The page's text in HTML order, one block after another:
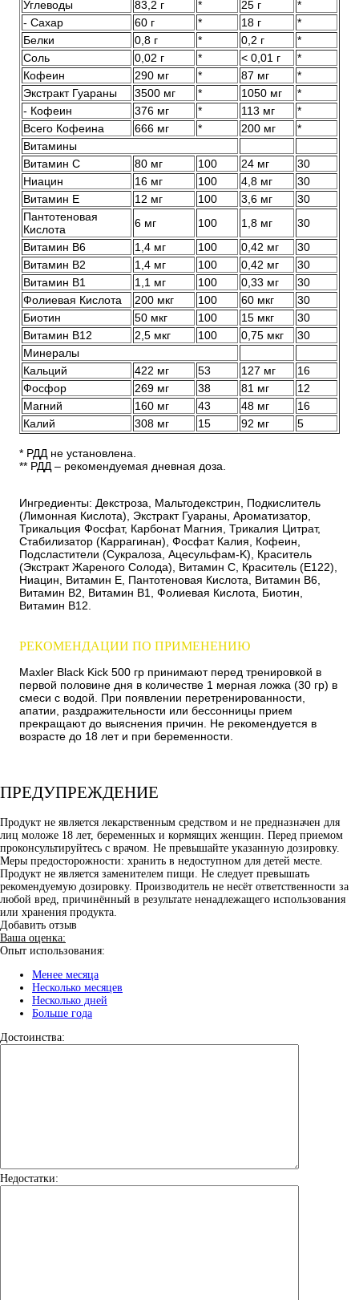
Углеводы 83,2 г * 25 г
*
- Сахар
60 г * 18 г
*
Белки
0,8 г * 0,2 г
*
Соль
0,02 г * < 0,01 г
*
Кофеин
290 мг * 87 мг
*
Экстракт Гуараны
3500 мг * 1050 мг
*
- Кофеин
376 мг * 113 мг
*
Всего Кофеина
666 мг * 200 мг
*
Витамины
Витамин С
80 мг 100 24 мг
30
Ниацин
16 мг 100 4,8 мг
30
Витамин Е
12 мг 100 3,6 мг
30
Пантотеновая
Кислота
6 мг 100 1,8 мг
30
Витамин В6
1,4 мг 100 0,42 мг
30
Витамин В2
1,4 мг 100 0,42 мг
30
Витамин В1
1,1 мг 100 0,33 мг
30
Фолиевая Кислота
200 мкг 100 60 мкг
30
Биотин
50 мкг 100 15 мкг
30
Витамин В12
2,5 мкг 100 0,75 мкг
30
Минералы
Кальций
422 мг 53 127 мг
16
Фосфор
269 мг 38 81 мг
12
Магний
160 мг 43 48 мг
16
Калий
308 мг 15 92 мг 5
* РДД не установлена.
** РДД – рекомендуемая дневная доза.
Ингредиенты: Декстроза, Мальтодекстрин, Подкислитель
(Лимонная Кислота), Экстракт Гуараны, Ароматизатор,
Трикальция Фосфат, Карбонат Магния, Трикалия Цитрат,
Стабилизатор (Каррагинан), Фосфат Калия, Кофеин,
Подсластители (Сукралоза, Ацесульфам-K), Краситель
(Экстракт Жареного Солода), Витамин С, Краситель (Е122),
Ниацин, Витамин Е, Пантотеновая Кислота, Витамин B6,
Витамин B2, Витамин B1, Фолиевая Кислота, Биотин,
Витамин B12.
РЕКОМЕНДАЦИИ ПО ПРИМЕНЕНИЮ
Maxler Black Kick 500 гр принимают перед тренировкой в
первой половине дня в количестве 1 мерная ложка (30 гр) в
смеси с водой. При появлении перетренированности,
апатии, раздражительности или бессонницы прием
прекращают до выяснения причин. Не рекомендуется в
возрасте до 18 лет и при беременности.
ПРЕДУПРЕЖДЕНИЕ
Продукт не является лекарственным средством и не предназначен для
лиц моложе 18 лет, беременных и кормящих женщин. Перед приемом
проконсультируйтесь с врачом. Не превышайте указанную дозировку.
Меры предосторожности: хранить в недоступном для детей месте.
Продукт не является заменителем пищи. Не следует превышать
рекомендуемую дозировку. Производитель не несёт ответственности за
любой вред, причинённый в результате ненадлежащего использования
или хранения продукта.
Добавить отзыв
Ваша оценка:
Опыт использования:
Менее месяца
Несколько месяцев
Несколько дней
Больше года
Достоинства:
Недостатки: